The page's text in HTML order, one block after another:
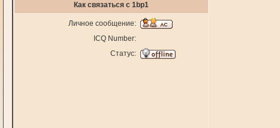
Как связаться с 1bp1
Личное сообщение:
ICQ Number:
Статус: